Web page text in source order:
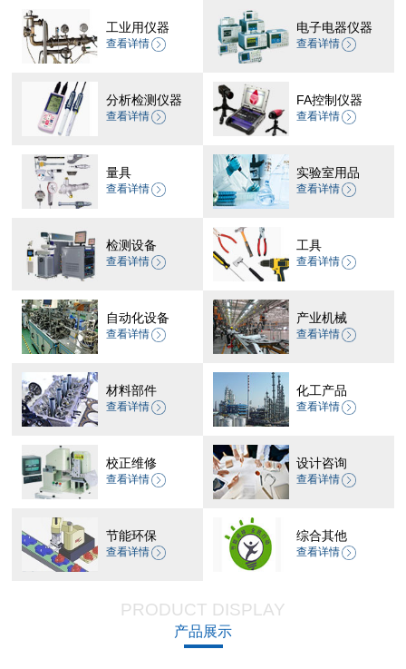
工业用仪器
查看详情
电子电器仪器
查看详情
分析检测仪器
查看详情
FA控制仪器
查看详情
量具
查看详情
实验室用品
查看详情
检测设备
查看详情
工具
查看详情
自动化设备
查看详情
产业机械
查看详情
材料部件
查看详情
化工产品
查看详情
校正维修
查看详情
设计咨询
查看详情
节能环保
查看详情
综合其他
查看详情
PRODUCT DISPLAY
产品展示